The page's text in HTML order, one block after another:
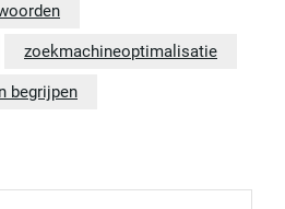
zoekmachineoptimalisatie
begrijpen